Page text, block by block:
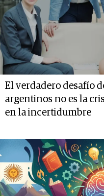
El verdadero desafío
argentinos no es la
en la incertidumbre